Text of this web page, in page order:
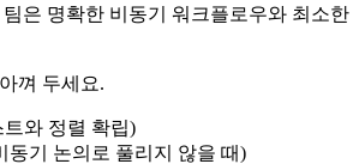
은 명확한 비동기 워크플로우와 최소한
껴 두세요.
와 정렬 확립)
동기 논의로 풀리지 않을 때)